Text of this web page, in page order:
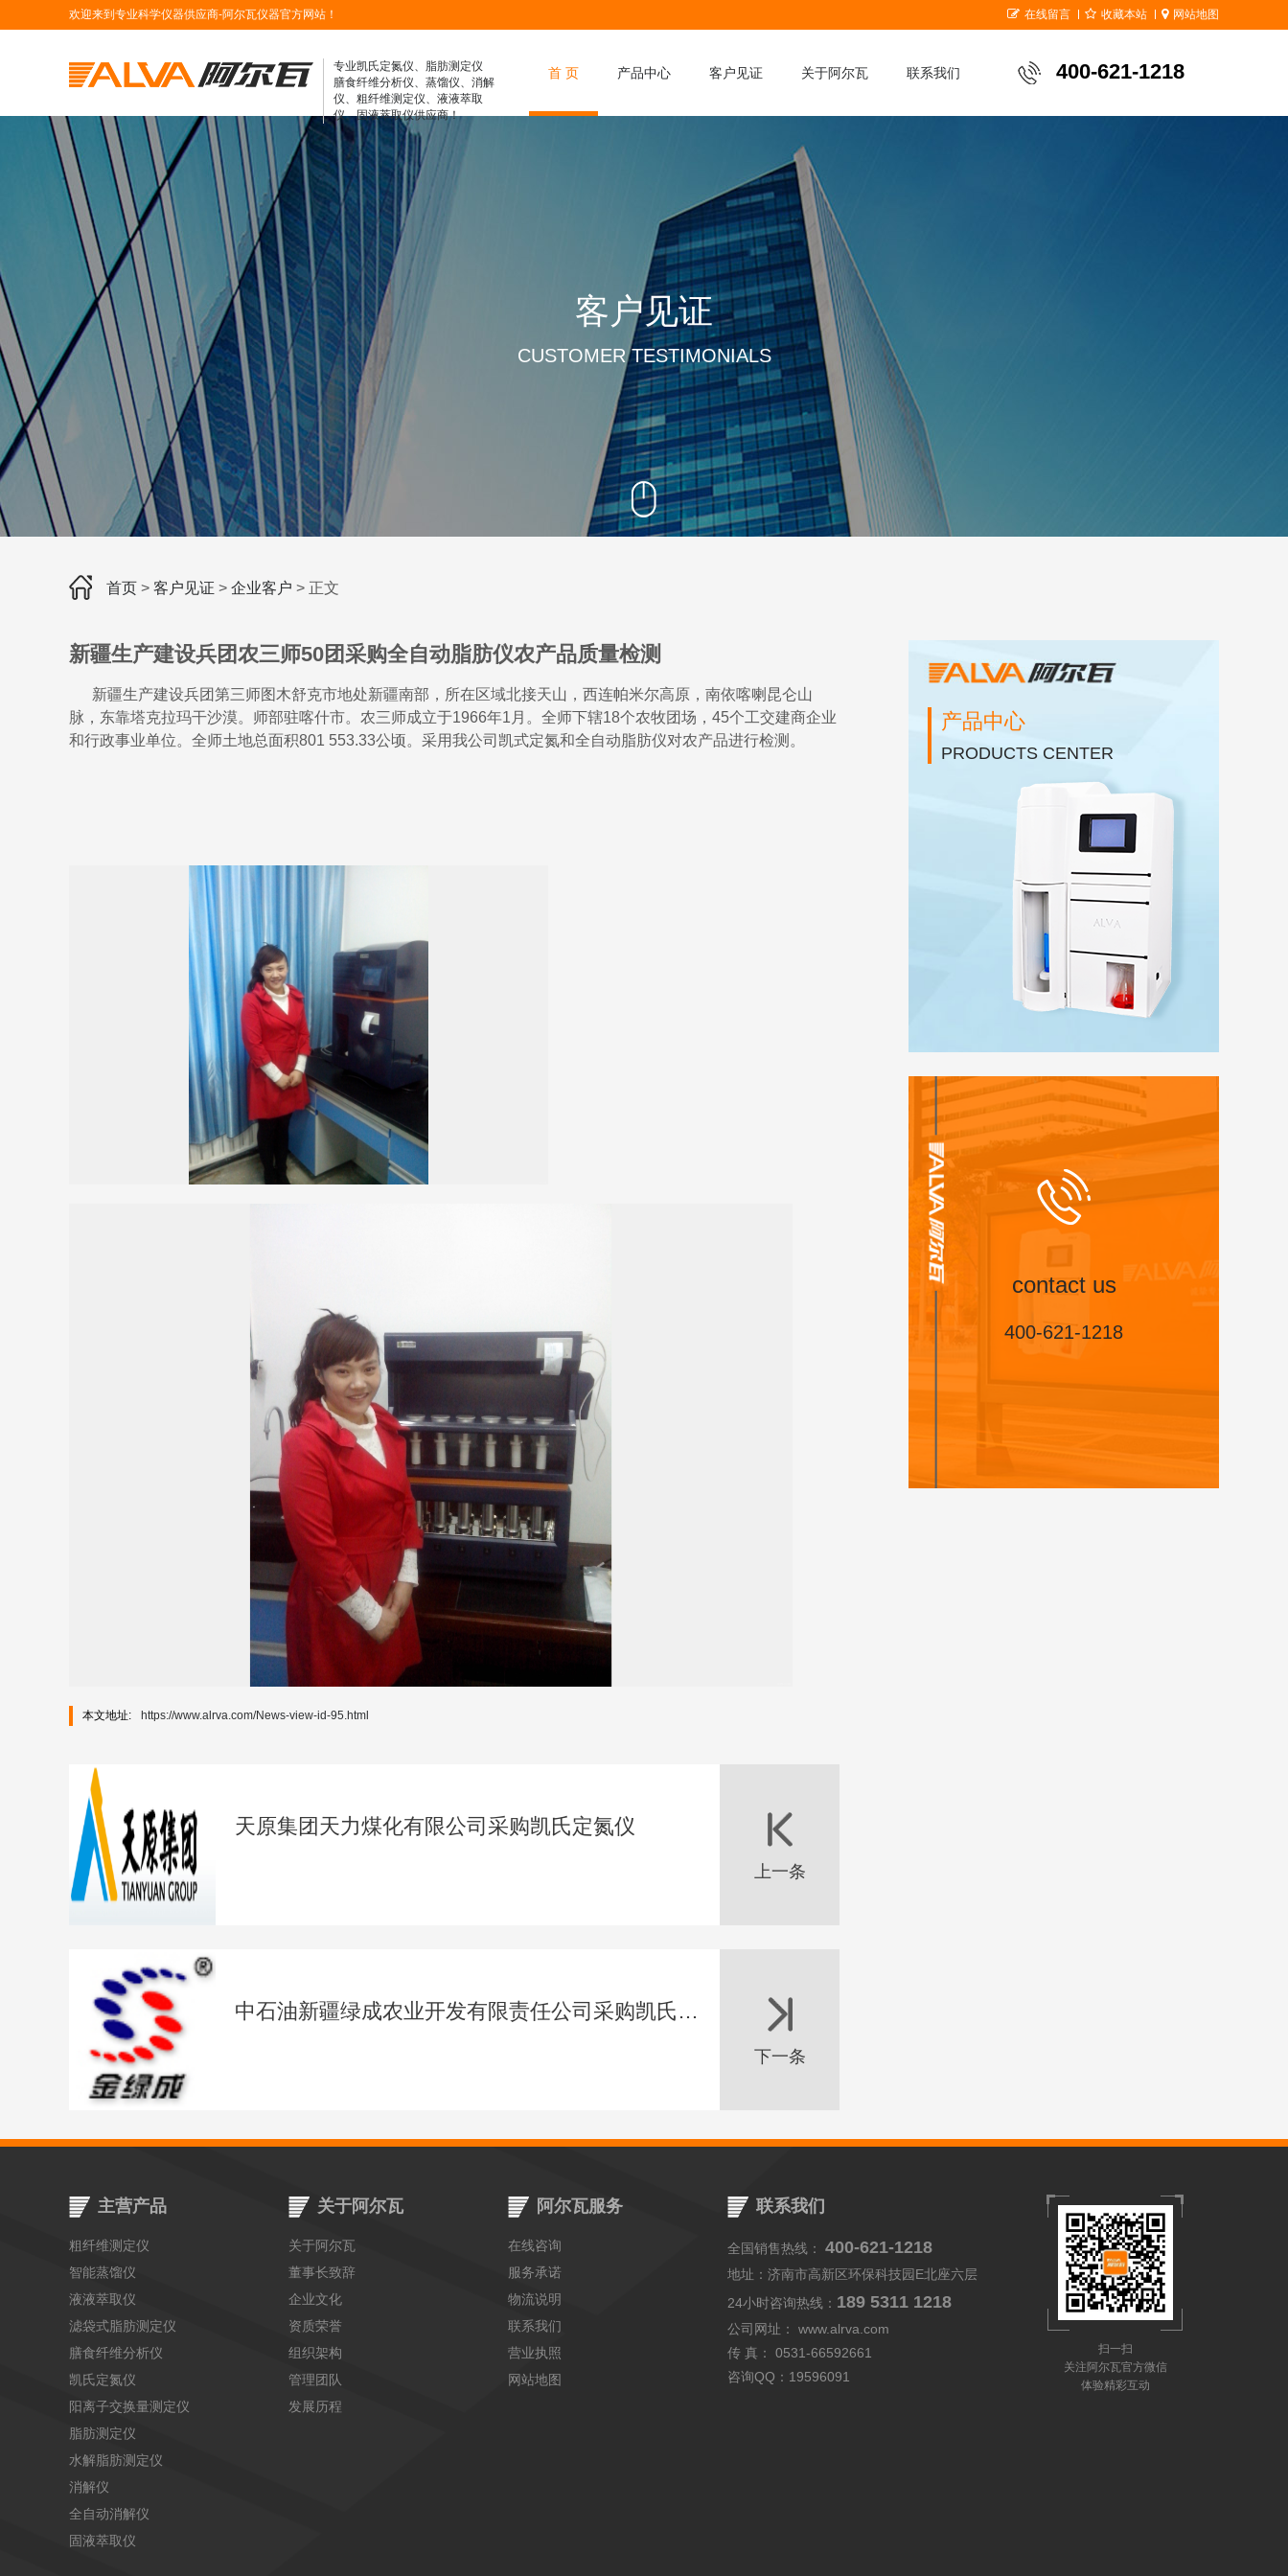
欢迎来到专业科学仪器供应商-阿尔瓦仪器官方网站！ 在线留言 收藏本站 网站地图
专业凯氏定氮仪、脂肪测定仪
膳食纤维分析仪、蒸馏仪、消解
仪、粗纤维测定仪、液液萃取
仪、固液萃取仪供应商！
首 页 产品中心
滤袋式脂肪测定仪
水解脂肪测定仪
消解仪
全自动消解仪
液液萃取仪
智能蒸馏仪
粗纤维测定仪
阳离子交换量测定仪
固液萃取仪
客户见证 关于阿尔瓦 联系我们 400-621-1218
客户见证
CUSTOMER TESTIMONIALS
首页 > 客户见证 > 企业客户 > 正文
新疆生产建设兵团农三师50团采购全自动脂肪仪农产品质量检测
新疆生产建设兵团第三师图木舒克市地处新疆南部，所在区域北接天山，西连帕米尔高原，南依喀喇昆仑山
脉，东靠塔克拉玛干沙漠。师部驻喀什市。农三师成立于1966年1月。全师下辖18个农牧团场，45个工交建商企业
和行政事业单位。全师土地总面积801 553.33公顷。采用我公司凯式定氮和全自动脂肪仪对农产品进行检测。
本文地址: https://www.alrva.com/News-view-id-95.html
天原集团天力煤化有限公司采购凯氏定氮仪
上一条
中石油新疆绿成农业开发有限责任公司采购凯氏定氮仪
下一条
产品中心
PRODUCTS CENTER
contact us
400-621-1218
主营产品
粗纤维测定仪
智能蒸馏仪
液液萃取仪
滤袋式脂肪测定仪
膳食纤维分析仪
凯氏定氮仪
阳离子交换量测定仪
脂肪测定仪
水解脂肪测定仪
消解仪
全自动消解仪
固液萃取仪
关于阿尔瓦
关于阿尔瓦
董事长致辞
企业文化
资质荣誉
组织架构
管理团队
发展历程
阿尔瓦服务
在线咨询
服务承诺
物流说明
联系我们
营业执照
网站地图
联系我们
全国销售热线：400-621-1218
地址：济南市高新区环保科技园E北座六层
24小时咨询热线： 189 5311 1218
公司网址：www.alrva.com
传 真： 0531-66592661
咨询QQ： 19596091
扫一扫
关注阿尔瓦官方微信
体验精彩互动